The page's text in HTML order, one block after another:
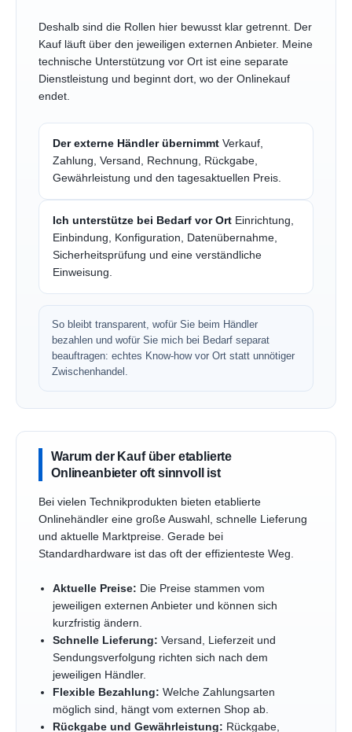
Deshalb sind die Rollen hier bewusst klar getrennt. Der
Kauf läuft über den jeweiligen externen Anbieter. Meine
technische Unterstützung vor Ort ist eine separate
Dienstleistung und beginnt dort, wo der Onlinekauf
endet.
Der externe Händler übernimmt Verkauf,
Zahlung, Versand, Rechnung, Rückgabe,
Gewährleistung und den tagesaktuellen Preis.
Ich unterstütze bei Bedarf vor Ort Einrichtung,
Einbindung, Konfiguration, Datenübernahme,
Sicherheitsprüfung und eine verständliche
Einweisung.
So bleibt transparent, wofür Sie beim Händler
bezahlen und wofür Sie mich bei Bedarf separat
beauftragen: echtes Know-how vor Ort statt unnötiger
Zwischenhandel.
Warum der Kauf über etablierte
Onlineanbieter oft sinnvoll ist
Bei vielen Technikprodukten bieten etablierte
Onlinehändler eine große Auswahl, schnelle Lieferung
und aktuelle Marktpreise. Gerade bei
Standardhardware ist das oft der effizienteste Weg.
Aktuelle Preise: Die Preise stammen vom
jeweiligen externen Anbieter und können sich
kurzfristig ändern.
Schnelle Lieferung: Versand, Lieferzeit und
Sendungsverfolgung richten sich nach dem
jeweiligen Händler.
Flexible Bezahlung: Welche Zahlungsarten
möglich sind, hängt vom externen Shop ab.
Rückgabe und Gewährleistung: Rückgabe,